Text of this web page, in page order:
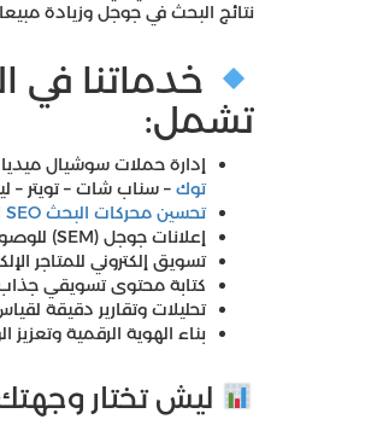
نتائج البحث في جوجل وزيادة
خدماتنا في
تشمل:
إدارة حملات سوشيال
توك – سناب شات – تويتر –
تحسين محركات البحث SEO
إعلانات جوجل (SEM) للوصول السريع للعملاء المستهدفين
تسويق إلكتروني للمتاجر
كتابة محتوى تسويقي
تحليلات وتقارير دقيقة
بناء الهوية الرقمية وتعزيز
ليش تختار